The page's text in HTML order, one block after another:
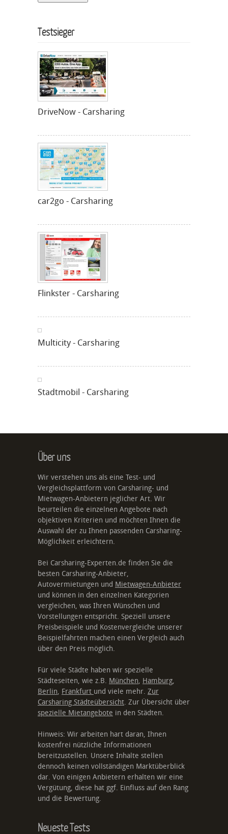
Testsieger
DriveNow - Carsharing
car2go - Carsharing
Flinkster - Carsharing
Multicity - Carsharing
Stadtmobil - Carsharing
Über uns
Wir verstehen uns als eine Test- und
Vergleichsplattform von Carsharing- und
Mietwagen-Anbietern jeglicher Art. Wir
beurteilen die einzelnen Angebote nach
objektiven Kriterien und möchten Ihnen die
Auswahl der zu Ihnen passenden Carsharing-
Möglichkeit erleichtern.
Bei Carsharing-Experten.de finden Sie die
besten Carsharing-Anbieter,
Autovermietungen und Mietwagen-Anbieter
und können in den einzelnen Kategorien
vergleichen, was Ihren Wünschen und
Vorstellungen entspricht. Speziell unsere
Preisbeispiele und Kostenvergleiche unserer
Beispielfahrten machen einen Vergleich auch
über den Preis möglich.
Für viele Städte haben wir spezielle
Städteseiten, wie z.B. München, Hamburg,
Berlin, Frankfurt und viele mehr. Zur
Carsharing Städteübersicht. Zur Übersicht über
spezielle Mietangebote in den Städten.
Hinweis: Wir arbeiten hart daran, Ihnen
kostenfrei nützliche Informationen
bereitzustellen. Unsere Inhalte stellen
dennoch keinen vollständigen Marktüberblick
dar. Von einigen Anbietern erhalten wir eine
Vergütung, diese hat ggf. Einfluss auf den Rang
und die Bewertung.
Neueste Tests